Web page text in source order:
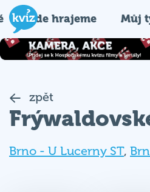
Kde hrajeme Můj
zpět
Brno - U Lucerny ST,